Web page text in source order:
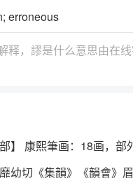
erroneous
释，謬是什么意思由在
】 康熙筆画：18画，部
幼切《集韻》《韻會》眉